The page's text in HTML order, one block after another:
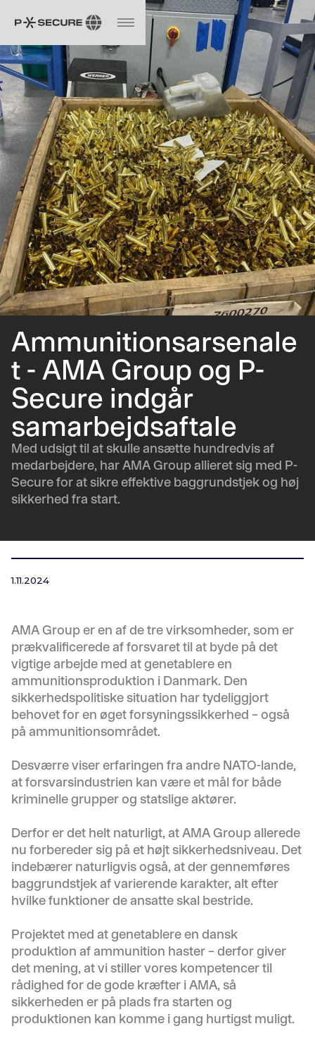
Ammunitionsarsenale
t - AMA Group og P-
Secure indgår
samarbejdsaftale
Med udsigt til at skulle ansætte hundredvis af
medarbejdere, har AMA Group allieret sig med P-
Secure for at sikre effektive baggrundstjek og høj
sikkerhed fra start.
1.11.2024
AMA Group er en af de tre virksomheder, som er
prækvalificerede af forsvaret til at byde på det
vigtige arbejde med at genetablere en
ammunitionsproduktion i Danmark. Den
sikkerhedspolitiske situation har tydeliggjort
behovet for en øget forsyningssikkerhed – også
på ammunitionsområdet.
Desværre viser erfaringen fra andre NATO-lande,
at forsvarsindustrien kan være et mål for både
kriminelle grupper og statslige aktører.
Derfor er det helt naturligt, at AMA Group allerede
nu forbereder sig på et højt sikkerhedsniveau. Det
indebærer naturligvis også, at der gennemføres
baggrundstjek af varierende karakter, alt efter
hvilke funktioner de ansatte skal bestride.
Projektet med at genetablere en dansk
produktion af ammunition haster – derfor giver
det mening, at vi stiller vores kompetencer til
rådighed for de gode kræfter i AMA, så
sikkerheden er på plads fra starten og
produktionen kan komme i gang hurtigst muligt.